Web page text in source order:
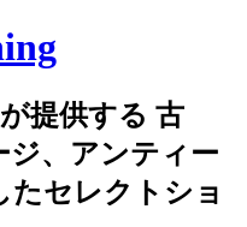
提供する 古
ジ、アンティー
たセレクトショ